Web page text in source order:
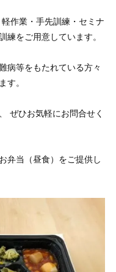
軽作業・手先訓練・セミナ
練をご用意しています。
病等をもたれている方々
す。
ぜひお気軽にお問合せく
弁当（昼食）をご提供し